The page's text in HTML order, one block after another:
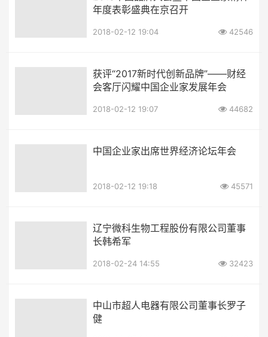
年度表彰盛典在京召开
2018-02-12 19:04 42546
获评“2017新时代创新品牌”——财经
会客厅闪耀中国企业家发展年会
2018-02-12 19:07 44682
中国企业家出席世界经济论坛年会
2018-02-12 19:18 45571
辽宁微科生物工程股份有限公司董事
长韩希军
2018-02-24 14:55 32423
中山市超人电器有限公司董事长罗子
健